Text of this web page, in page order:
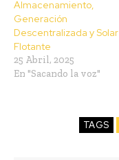
Almacenamiento,
Generación
Descentralizada y Solar
Flotante
25 Abril, 2025
En "Sacando la voz"
TAGS